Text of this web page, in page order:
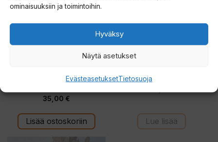
ominaisuuksiin ja toimintoihin.
Hyväksy
Näytä asetukset
EvästeasetuksetTietosuoja
Rapala UR Steel
4.75
5:stä
35,00 €
Lisää ostoskoriin
Väinö Bunker 3
0
5
ä
Lue lisää